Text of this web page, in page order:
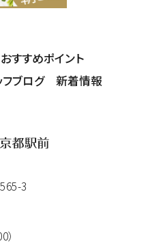
おすすめポイント
フブログ 新着情報
3